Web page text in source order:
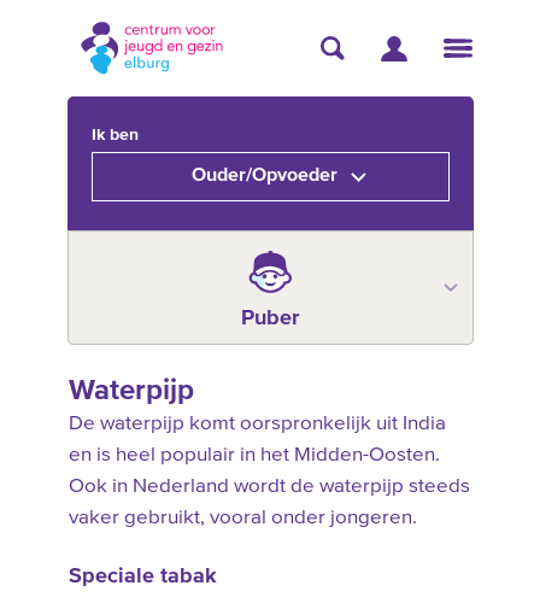
Ik ben
Ouder/Opvoeder
Puber
Waterpijp
De waterpijp komt oorspronkelijk uit India
en is heel populair in het Midden-Oosten.
Ook in Nederland wordt de waterpijp steeds
vaker gebruikt, vooral onder jongeren.
Speciale tabak